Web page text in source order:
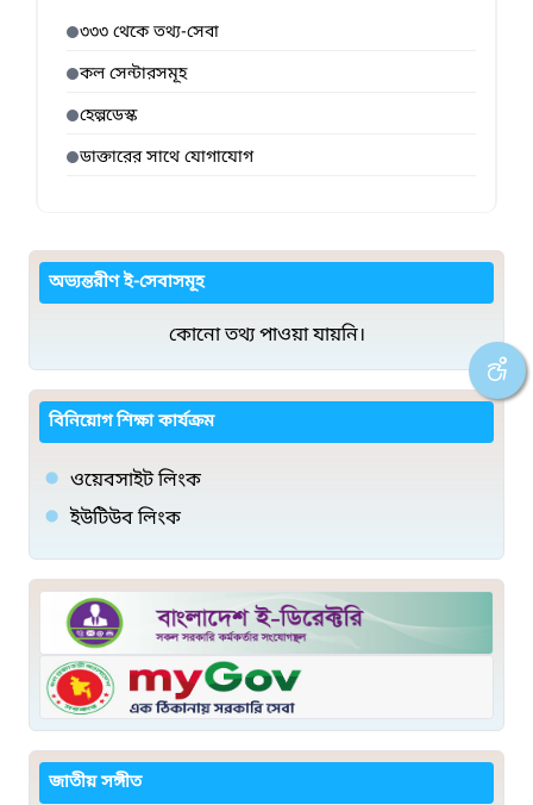
৩৩৩ থেকে তথ্য-সেবা
কল সেন্টারসমূহ
হেল্পডেস্ক
ডাক্তারের সাথে যোগাযোগ
অভ্যন্তরীণ ই-সেবাসমূহ
কোনো তথ্য পাওয়া যায়নি।
বিনিয়োগ শিক্ষা কার্যক্রম
ওয়েবসাইট লিংক
ইউটিউব লিংক
জাতীয় সঙ্গীত